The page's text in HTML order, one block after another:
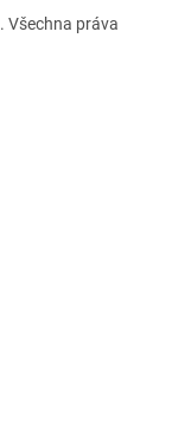
. Všechna práva